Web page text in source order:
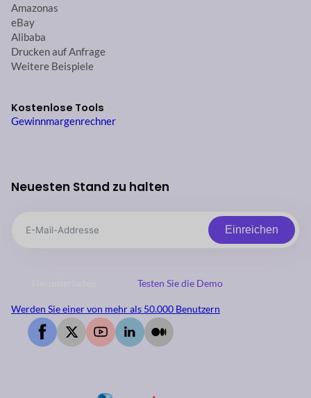
Amazonas
eBay
Alibaba
Drucken auf Anfrage
Weitere Beispiele
Kostenlose Tools
Gewinnmargenrechner
Neuesten Stand zu halten
Einreichen
Testen Sie die Demo
Werden Sie einer von mehr als 50.000 Benutzern